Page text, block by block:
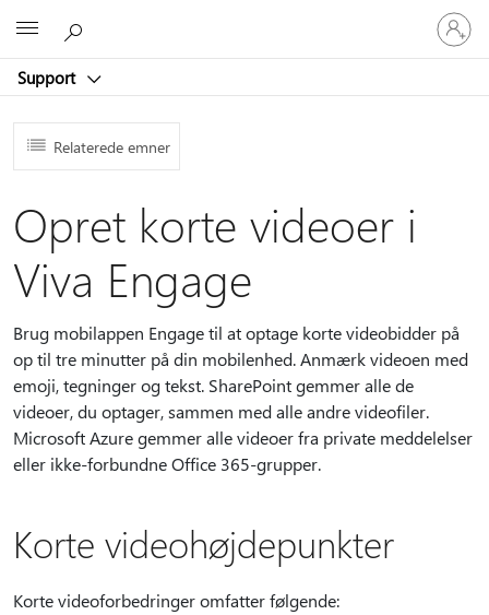
Support
Log
på
din
Relaterede emner
Opret korte videoer i
Viva Engage
Brug mobilappen Engage til at optage korte videobidder på
op til tre minutter på din mobilenhed. Anmærk videoen med
emoji, tegninger og tekst. SharePoint gemmer alle de
videoer, du optager, sammen med alle andre videofiler.
Microsoft Azure gemmer alle videoer fra private meddelelser
eller ikke-forbundne Office 365-grupper.
Korte videohøjdepunkter
Korte videoforbedringer omfatter følgende: